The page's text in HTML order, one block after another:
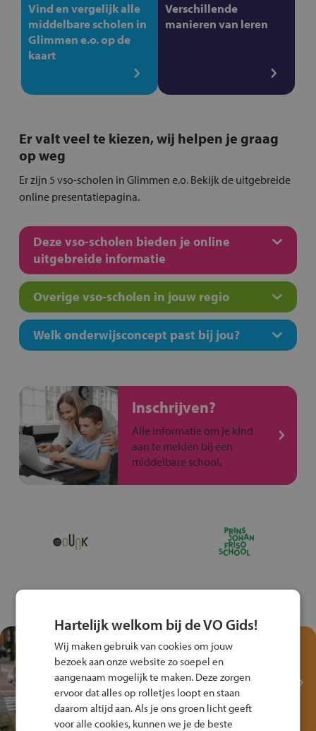
Vind en vergelijk alle
middelbare scholen in
Glimmen e.o. op de
kaart
Verschillende
manieren van leren
Er valt veel te kiezen, wij helpen je graag
op weg
Er zijn 5 vso-scholen in Glimmen e.o. Bekijk de uitgebreide
online presentatiepagina.
Deze vso-scholen bieden je online
uitgebreide informatie
Overige vso-scholen in jouw regio
Welk onderwijsconcept past bij jou?
Inschrijven?
Alle informatie om je kind
aan te melden bij een
middelbare school.
Test je kennis met het
Fiets Veilig
Verkeersspel!
Speel het Fiets Veilig Verkeersspel
en win een Cortina-fiets!
Hartelijk welkom bij de VO Gids!
Wij maken gebruik van cookies om jouw
bezoek aan onze website zo soepel en
aangenaam mogelijk te maken. Deze zorgen
ervoor dat alles op rolletjes loopt en staan
daarom altijd aan. Als je ons groen licht geeft
voor alle cookies, kunnen we je de beste